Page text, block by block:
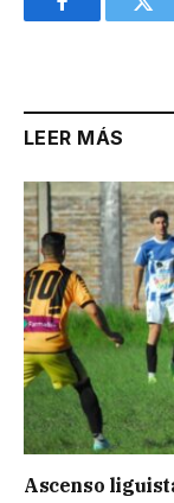
Facebook
LEER MÁS
Ascenso